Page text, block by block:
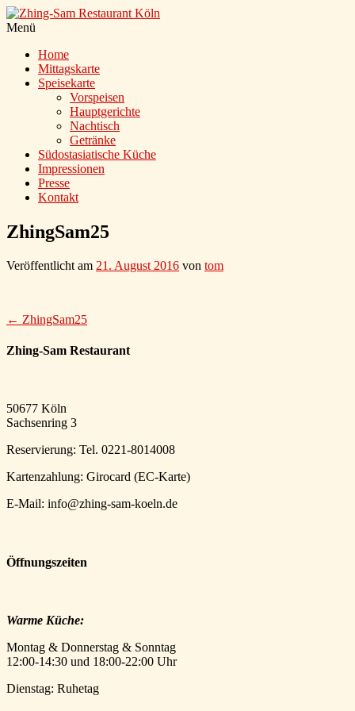
Menü
Home
Mittagskarte
Speisekarte
Vorspeisen
Hauptgerichte
Nachtisch
Getränke
Südostasiatische Küche
Impressionen
Presse
Kontakt
ZhingSam25
Veröffentlicht am 21. August 2016 von tom
Beitrag
Navigation
← ZhingSam25
Zhing-Sam Restaurant
50677 Köln
Sachsenring 3
Reservierung: Tel. 0221-8014008
Kartenzahlung: Girocard (EC-Karte)
E-Mail: info@zhing-sam-koeln.de
Öffnungszeiten
Warme Küche:
Montag & Donnerstag & Sonntag
12:00-14:30 und 18:00-22:00 Uhr
Dienstag: Ruhetag